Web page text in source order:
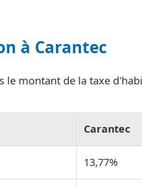
à Carantec
le montant de la taxe
Carantec
13,77%